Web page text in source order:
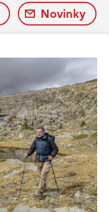
Novinky